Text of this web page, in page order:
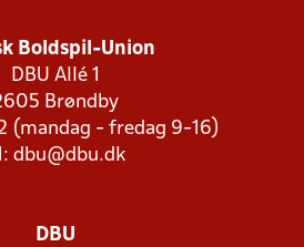
Boldspil-Union
DBU Allé 1
Brøndby
(mandag - fredag 9-16)
dbu@dbu.dk
DBU